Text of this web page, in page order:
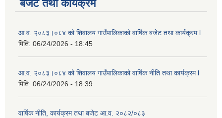
बजेट तथा कार्यक्रम
आ.व. २०८३।०८४ को शिवालय गाउँपालिकाको वार्षिक बजेट तथा कार्यक्रम l
मिति: 06/24/2026 - 18:45
आ.व. २०८३।०८४ को शिवालय गाउँपालिकाको वार्षिक नीति तथा कार्यक्रम l
मिति: 06/24/2026 - 18:39
वार्षिक नीति, कार्यक्रम तथा बजेट आ.व. २०८२/०८३